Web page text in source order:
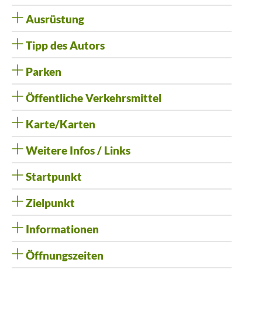
Ausrüstung
Tipp des Autors
Parken
Öffentliche Verkehrsmittel
Karte/Karten
Weitere Infos / Links
Startpunkt
Zielpunkt
Informationen
Öffnungszeiten